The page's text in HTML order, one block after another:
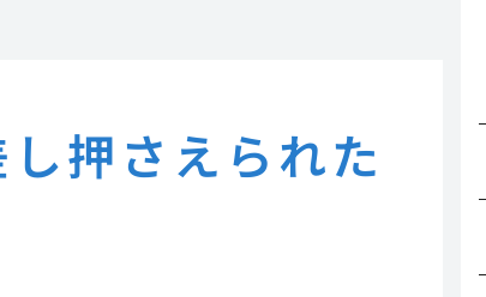
押さえられた